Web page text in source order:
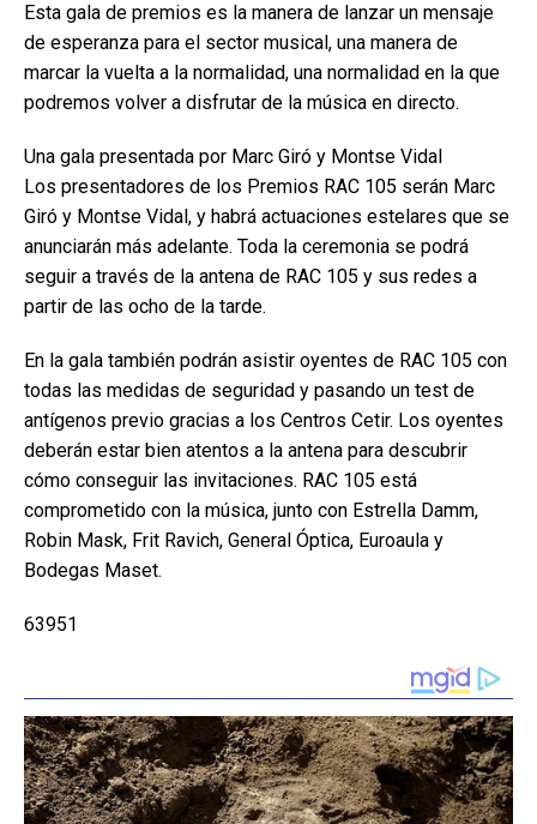
Esta gala de premios es la manera de lanzar un mensaje
de esperanza para el sector musical, una manera de
marcar la vuelta a la normalidad, una normalidad en la que
podremos volver a disfrutar de la música en directo.
Una gala presentada por Marc Giró y Montse Vidal
Los presentadores de los Premios RAC 105 serán Marc
Giró y Montse Vidal, y habrá actuaciones estelares que se
anunciarán más adelante. Toda la ceremonia se podrá
seguir a través de la antena de RAC 105 y sus redes a
partir de las ocho de la tarde.
En la gala también podrán asistir oyentes de RAC 105 con
todas las medidas de seguridad y pasando un test de
antígenos previo gracias a los Centros Cetir. Los oyentes
deberán estar bien atentos a la antena para descubrir
cómo conseguir las invitaciones. RAC 105 está
comprometido con la música, junto con Estrella Damm,
Robin Mask, Frit Ravich, General Óptica, Euroaula y
Bodegas Maset.
63951